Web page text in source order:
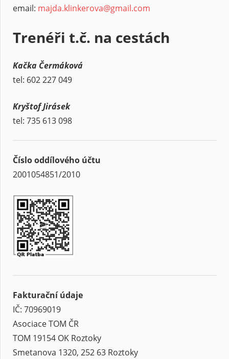
email: majda.klinkerova@gmail.com
Trenéři t.č. na cestách
Kačka Čermáková
tel: 602 227 049
Kryštof Jirásek
tel: 735 613 098
Číslo oddílového účtu
2001054851/2010
Fakturační údaje
IČ: 70969019
Asociace TOM ČR
TOM 19154 OK Roztoky
Smetanova 1320, 252 63 Roztoky